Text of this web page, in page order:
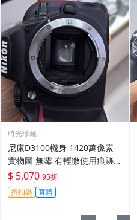
時光珍藏
尼康D3100機身 1420萬像素
實物圖 無霉 有輕微使用痕跡
機身原裝 無拆修無翻新 臨-34
3
$ 5,070 95折
折扣碼 直購